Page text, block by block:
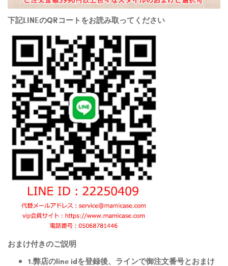
下記LINEのQRコートをお読み取ってください
おまけ付きのご説明
1.弊店のline idを登録後、ラインで御注文番号とおまけ